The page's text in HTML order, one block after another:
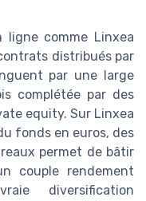
ligne comme Linxea
distribués par
par une large
complétée par des
equity. Sur Linxea
fonds en euros, des
permet de bâtir
couple rendement
diversification